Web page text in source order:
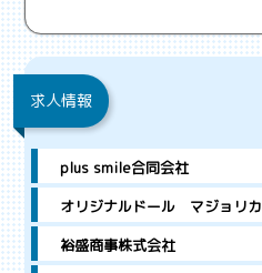
求人情報
plus smile合同会社
オリジナルドール マジョリカ
裕盛商事株式会社